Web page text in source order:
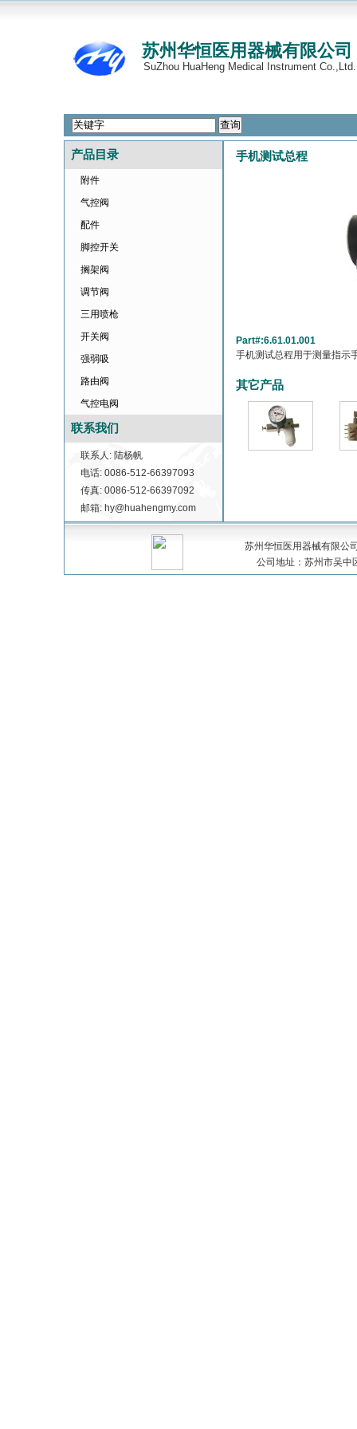
苏州华恒医用器械有限公司
SuZhou HuaHeng Medical Instrument Co.,Ltd.
产品目录
附件
气控阀
配件
脚控开关
搁架阀
调节阀
三用喷枪
开关阀
强弱吸
路由阀
气控电阀
联系我们
联系人: 陆杨帆
电话: 0086-512-66397093
传真: 0086-512-66397092
邮箱: hy@huahengmy.com
手机测试总程
Part#:6.61.01.001
手机测试总程用于测量指示
其它产品
苏州华恒医用器械有限
公司地址：苏州市吴